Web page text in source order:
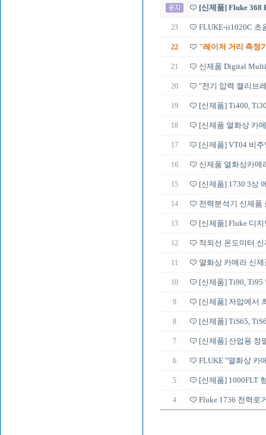
[신제품] Fluke 368
23 FLUKE-ii1020C 초
22 "레이저 거리 측정
21 신제품 Digital
20 "전기 압력 캘리브
19 [신제품] Ti400,
18 [신제품 열화상 카
17 [신제품] VT04 비
16 신제품 열화상카메
15 [신제품] 1730 3상
14 전력분석기 신제품
13 [신제품] Fluke 디
12 적외선 온도미터 신
11 열화상 카메라 신제
10 [신제품] Ti90, Ti95
9 [신제품] 저압에서
8 [신제품] TiS65,
7 [신제품] 산업용 정
6 FLUKE "열화상 카
5 [신제품] 1000FLT
4 Fluke 1736 전력로